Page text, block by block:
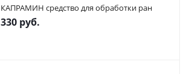
КАПРАМИН средство для обработки ран
330 руб.